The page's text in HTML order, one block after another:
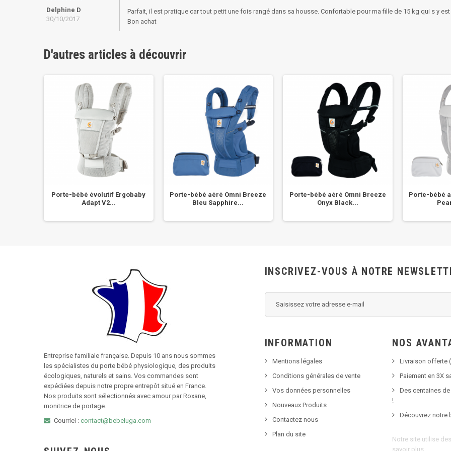
Delphine D
30/10/2017
Parfait, il est pratique car tout petit une fois rangé dans sa housse. Confortable pour ma fille de 15 kg qui s y
Bon achat
D'autres articles à découvrir
Porte-bébé évolutif Ergobaby
Adapt V2...
Porte-bébé aéré Omni Breeze
Bleu Sapphire...
Porte-bébé aéré Omni Breeze
Onyx Black...
Porte-bébé
Entreprise familiale française. Depuis 10 ans nous sommes
les spécialistes du porte bébé physiologique, des produits
écologiques, naturels et sains. Vos commandes sont
expédiées depuis notre propre entrepôt situé en France.
Nos produits sont sélectionnés avec amour par Roxane,
monitrice de portage.
Courriel : contact@bebeluga.com
INSCRIVEZ-VOUS À NOTRE
INFORMATION
Mentions légales
Conditions générales de vente
Vos données personnelles
Nouveaux Produits
Contactez nous
Plan du site
NOS
Livraison offerte
Paiement en 3X
Des centaines
!
Découvrez notre
Notre site utilise
savoir plus